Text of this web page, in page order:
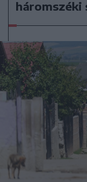
háromszéki